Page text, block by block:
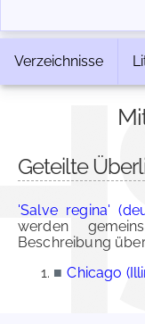
Verzeichnisse
Geteilte
'Salve regina'
werden
Beschreibung
■ Chicago